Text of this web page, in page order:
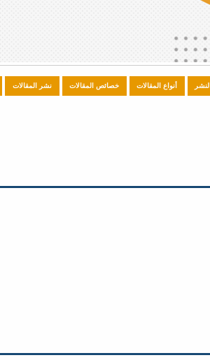
النشر أنواع المقالات خصائص المقالات نشر المقالات